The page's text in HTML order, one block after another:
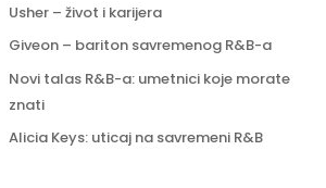
Usher – život i karijera
Giveon – bariton savremenog R&B-a
Novi talas R&B-a: umetnici koje morate
znati
Alicia Keys: uticaj na savremeni R&B